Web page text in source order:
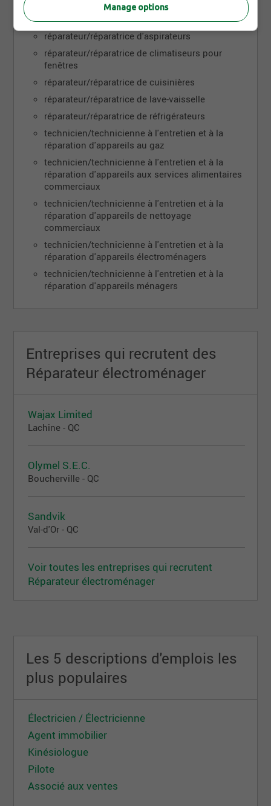
préposé/préposée à l'entretien et à la réparation
de machines à laver
réparateur/réparatrice d'aspirateurs
réparateur/réparatrice de climatiseurs pour
fenêtres
réparateur/réparatrice de cuisinières
réparateur/réparatrice de lave-vaisselle
réparateur/réparatrice de réfrigérateurs
technicien/technicienne à l'entretien et à la
réparation d'appareils au gaz
technicien/technicienne à l'entretien et à la
réparation d'appareils aux services alimentaires
commerciaux
technicien/technicienne à l'entretien et à la
réparation d'appareils de nettoyage
commerciaux
technicien/technicienne à l'entretien et à la
réparation d'appareils électroménagers
technicien/technicienne à l'entretien et à la
réparation d'appareils ménagers
Entreprises qui recrutent des
Réparateur électroménager
Wajax Limited
Lachine - QC
Olymel S.E.C.
Boucherville - QC
Sandvik
Val-d'Or - QC
Voir toutes les entreprises qui recrutent
Réparateur électroménager
Les 5 descriptions d'emplois les
plus populaires
Électricien / Électricienne
Agent immobilier
Kinésiologue
Pilote
Associé aux ventes
Manage options